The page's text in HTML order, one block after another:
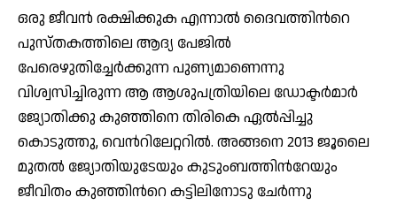
ഒരു ജീവന്‍ രക്ഷിക്കുക എന്നാല്‍ ദൈവത്തിന്‍റെ
പുസ്തകത്തിലെ ആദ്യ പേജില്‍
പേരെഴുതിച്ചേര്‍ക്കുന്ന പുണ്യമാണെന്നു
വിശ്വസിച്ചിരുന്ന ആ ആശുപത്രിയിലെ ഡോക്ടര്‍മാര്‍
ജ്യോതിക്കു കുഞ്ഞിനെ തിരികെ ഏല്‍പ്പിച്ചു
കൊടുത്തു, വെന്‍റിലേറ്ററില്‍. അങ്ങനെ 2013 ജൂലൈ
മുതല്‍ ജ്യോതിയുടേയും കുടുംബത്തിന്‍റേയും
ജീവിതം കുഞ്ഞിന്‍റെ കട്ടിലിനോടു ചേര്‍ന്നു